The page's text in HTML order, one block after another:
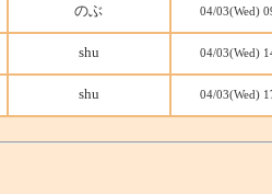
のぶ 04/03(Wed)
shu 04/03(Wed)
shu 04/03(Wed)